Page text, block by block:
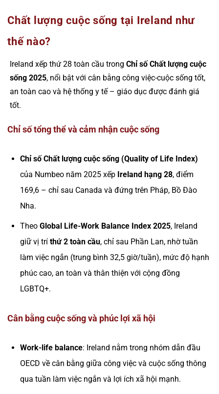
Chất lượng cuộc sống tại Ireland như
thế nào?
Ireland xếp thứ 28 toàn cầu trong Chỉ số Chất lượng cuộc
sống 2025, nổi bật với cân bằng công việc-cuộc sống tốt,
an toàn cao và hệ thống y tế – giáo dục được đánh giá
tốt.
Chỉ số tổng thể và cảm nhận cuộc sống
Chỉ số Chất lượng cuộc sống (Quality of Life Index)
của Numbeo năm 2025 xếp Ireland hạng 28, điểm
169,6 – chỉ sau Canada và đứng trên Pháp, Bồ Đào
Nha.
Theo Global Life-Work Balance Index 2025, Ireland
giữ vị trí thứ 2 toàn cầu, chỉ sau Phần Lan, nhờ tuần
làm việc ngắn (trung bình 32,5 giờ/tuần), mức độ hạnh
phúc cao, an toàn và thân thiện với cộng đồng
LGBTQ+.
Cân bằng cuộc sống và phúc lợi xã hội
Work-life balance: Ireland nằm trong nhóm dẫn đầu
OECD về cân bằng giữa công việc và cuộc sống thông
qua tuần làm việc ngắn và lợi ích xã hội mạnh.